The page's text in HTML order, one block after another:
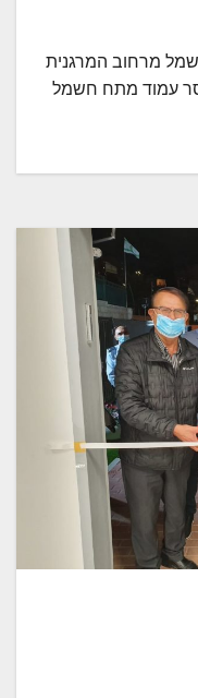
מרחוב המרגנית
עמוד מתח חשמל